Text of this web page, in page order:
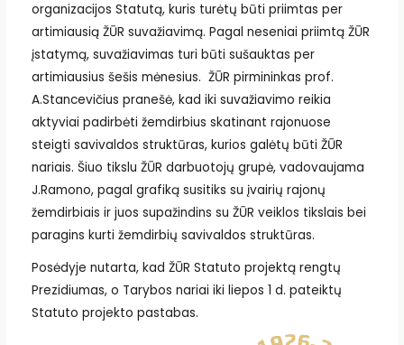
organizacijos Statutą, kuris turėtų būti priimtas per
artimiausią ŽŪR suvažiavimą. Pagal neseniai priimtą ŽŪR
įstatymą, suvažiavimas turi būti sušauktas per
artimiausius šešis mėnesius. ŽŪR pirmininkas prof.
A.Stancevičius pranešė, kad iki suvažiavimo reikia
aktyviai padirbėti žemdirbius skatinant rajonuose
steigti savivaldos struktūras, kurios galėtų būti ŽŪR
nariais. Šiuo tikslu ŽŪR darbuotojų grupė, vadovaujama
J.Ramono, pagal grafiką susitiks su įvairių rajonų
žemdirbiais ir juos supažindins su ŽŪR veiklos tikslais bei
paragins kurti žemdirbių savivaldos struktūras.
Posėdyje nutarta, kad ŽŪR Statuto projektą rengtų
Prezidiumas, o Tarybos nariai iki liepos 1 d. pateiktų
Statuto projekto pastabas.